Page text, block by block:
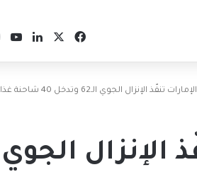
فيسبوكلينكدإن
الإمارات تنفّذ الإنزال الجوي الـ62 وتدخل 40 شاحنة غذائية لغزة